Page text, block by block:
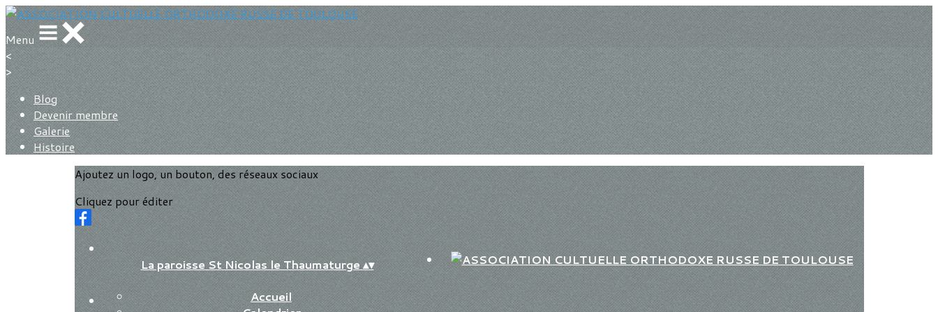
Menu
<
>
Blog
Devenir membre
Galerie
Histoire
Ajoutez un logo, un bouton, des réseaux sociaux
Cliquez pour éditer
La paroisse St Nicolas le Thaumaturge▴▾
Accueil